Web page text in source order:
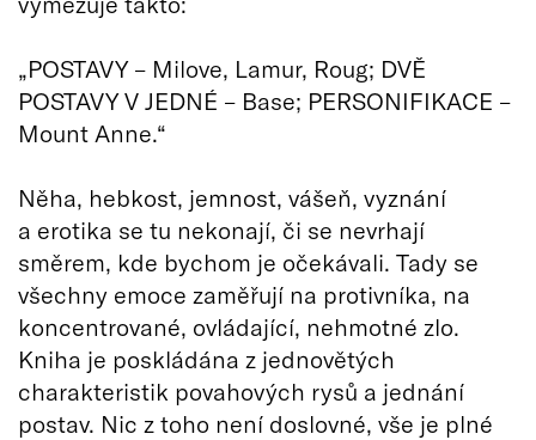
„POSTAVY – Milove, Lamur, Roug; DVĚ
POSTAVY V JEDNÉ – Base; PERSONIFIKACE –
Mount Anne.“
Něha, hebkost, jemnost, vášeň, vyznání
a erotika se tu nekonají, či se nevrhají
směrem, kde bychom je očekávali. Tady se
všechny emoce zaměřují na protivníka, na
koncentrované, ovládající, nehmotné zlo.
Kniha je poskládána z jednovětých
charakteristik povahových rysů a jednání
postav. Nic z toho není doslovné, vše je plné